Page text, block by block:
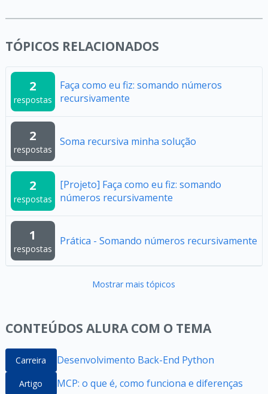
TÓPICOS RELACIONADOS
2
respostas
Faça como eu fiz: somando números
recursivamente
2
respostas
Soma recursiva minha solução
2
respostas
[Projeto] Faça como eu fiz: somando
números recursivamente
1
respostas
Prática - Somando números recursivamente
Mostrar mais tópicos
CONTEÚDOS ALURA COM O TEMA
Carreira Desenvolvimento Back-End Python
Artigo MCP: o que é, como funciona e diferenças